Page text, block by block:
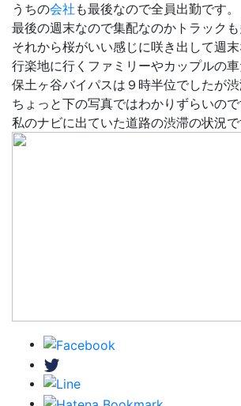
うちの会社 も最後なので全員出勤です。
最後の週末なので集配なのかトラックも
それから桜がいい感じに咲き出して週
行楽地に行くファミリーやカップルの車
保土ヶ谷バイパスは９時半位でしたが渋
ちょっと下の写真ではわかりずらいの
私のナビに出ていた道路の渋滞の状況で